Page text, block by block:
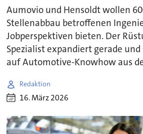
Aumovio und Hensoldt wollen
Stellenabbau betroffenen
Jobperspektiven bieten. Der
Spezialist expandiert gerade
auf Automotive-Knowhow aus
Redaktion
16. März 2026